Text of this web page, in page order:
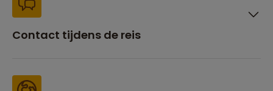
Contact tijdens de reis